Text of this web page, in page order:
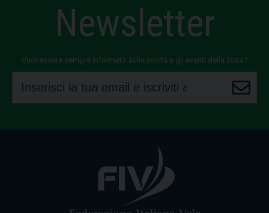
Newsletter
Vuoi essere sempre informato sulle novità e gli eventi della zona?